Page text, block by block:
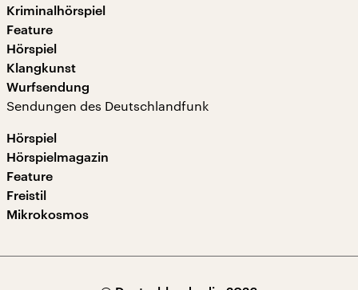
Kriminalhörspiel
Feature
Hörspiel
Klangkunst
Wurfsendung
Sendungen des Deutschlandfunk
Hörspiel
Hörspielmagazin
Feature
Freistil
Mikrokosmos